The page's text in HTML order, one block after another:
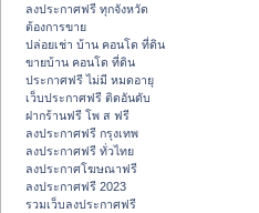
ลงประกาศฟรี ทุกจังหวัด
ต้องการขาย
ปล่อยเช่า บ้าน คอนโด ที่ดิน
ขายบ้าน คอนโด ที่ดิน
ประกาศฟรี ไม่มี หมดอายุ
เว็บประกาศฟรี ติดอันดับ
ฝากร้านฟรี โพ ส ฟรี
ลงประกาศฟรี กรุงเทพ
ลงประกาศฟรี ทั่วไทย
ลงประกาศโฆษณาฟรี
ลงประกาศฟรี 2023
รวมเว็บลงประกาศฟรี